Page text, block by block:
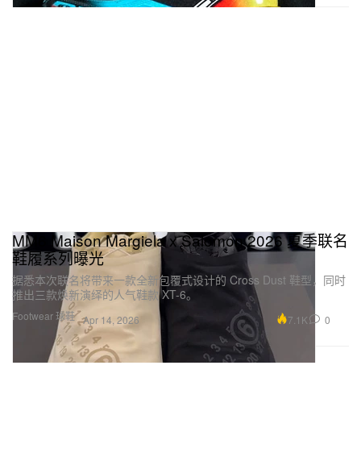
Footwear 球鞋
MM6 Maison Margiela x Salomon 2026 夏季联名
鞋履系列曝光
据悉本次联名将带来一款全新包覆式设计的 Cross Dust 鞋型，同时
推出三款焕新演绎的人气鞋款 XT-6。
Apr 14, 2026 7.1K 0